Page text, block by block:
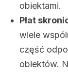
obiektami.
Płat
wiele
część
obiektów.